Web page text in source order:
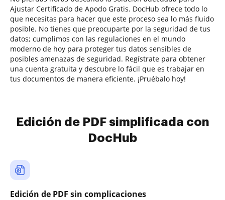
Ajustar Certificado de Apodo Gratis. DocHub ofrece todo lo
que necesitas para hacer que este proceso sea lo más fluido
posible. No tienes que preocuparte por la seguridad de tus
datos; cumplimos con las regulaciones en el mundo
moderno de hoy para proteger tus datos sensibles de
posibles amenazas de seguridad. Regístrate para obtener
una cuenta gratuita y descubre lo fácil que es trabajar en
tus documentos de manera eficiente. ¡Pruébalo hoy!
Edición de PDF simplificada con
DocHub
Edición de PDF sin complicaciones